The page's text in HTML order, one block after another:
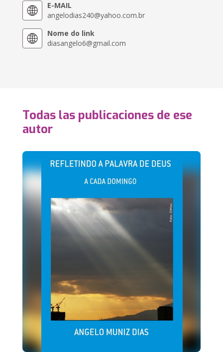
E-MAIL
angelodias240@yahoo.com.br
Nome do link
diasangelo6@gmail.com
Todas las publicaciones de ese
autor